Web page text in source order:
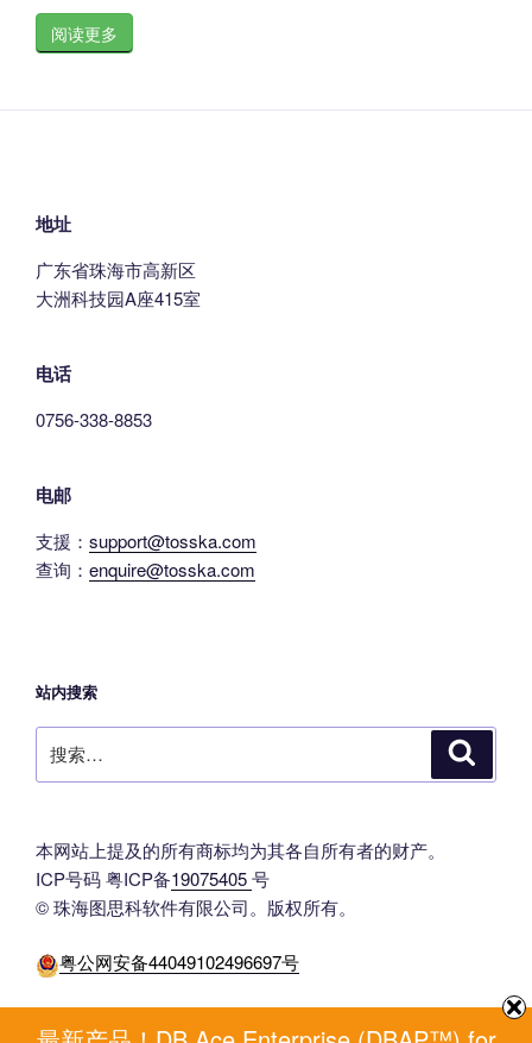
阅读更多
地址
广东省珠海市高新区
大洲科技园A座415室
电话
0756-338-8853
电邮
支援： support@tosska.com
查询： enquire@tosska.com
站内搜索
索：
本网站上提及的所有商标均为其各自所有者的财产。
ICP号码 粤ICP备19075405号
© 珠海图思科软件有限公司。版权所有。
粤公网安备44049102496697号